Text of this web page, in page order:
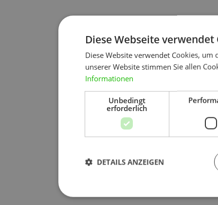
Diese Webseite verwendet
Diese Website verwendet Cookies,
unserer Website stimmen Sie allen
Informationen
Unbedingt
erforderlich
DETAILS ANZEIGEN